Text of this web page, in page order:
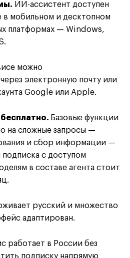
ИИ-ассистент доступен
в мобильном и десктопном
платформах — Windows,
можно
электронную почту или
Google или Apple.
Базовые функции
на сложные запросы —
и сбор информации —
подписка с доступом
в составе агента стоит
русский и множество
адаптирован.
работает в России без
подписку напрямую